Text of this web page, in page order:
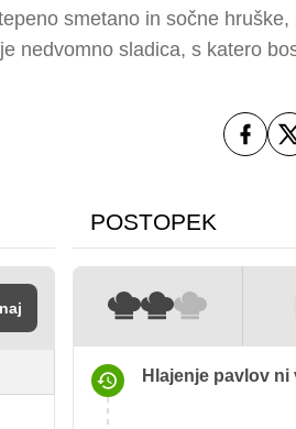
smetano in sočne
nedvomno sladica, s katero
POSTOPEK
Hlajenje pavlov